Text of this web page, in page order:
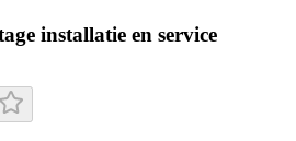
installatie en service